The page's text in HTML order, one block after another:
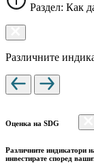
Раздел: Как
Различните
Оценка на SDG
Различните индикатори
инвестирате според